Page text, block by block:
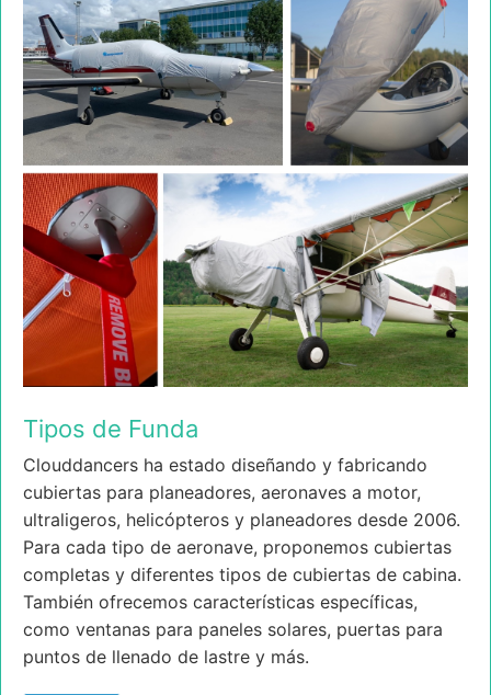
Tipos de Funda
Clouddancers ha estado diseñando y fabricando
cubiertas para planeadores, aeronaves a motor,
ultraligeros, helicópteros y planeadores desde 2006.
Para cada tipo de aeronave, proponemos cubiertas
completas y diferentes tipos de cubiertas de cabina.
También ofrecemos características específicas,
como ventanas para paneles solares, puertas para
puntos de llenado de lastre y más.